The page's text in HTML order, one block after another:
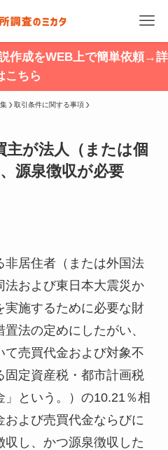
作成をWEB上で簡単依頼→詳
こちら
取引条件に関する事項
主が法人（または個
源泉徴収が必要
非居住者（または外国法
法および東日本大震災か
実施するために必要な財
法の定めにしたがい、
て売買代金および対象不
固定資産税・都市計画税
という。）の10.21％相
よび売買代金ならびに
し、かつ源泉徴収した